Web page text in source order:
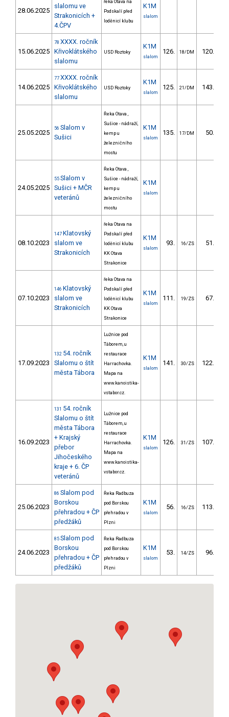
28.06.2025
slalomu ve
Strakonicích +
4.ČPV
řeka Otava na
Podskalí před
loděnicí klubu
K1M
slalom
15.06.2025
78 XXXX. ročník
Křivoklátského
slalomu
USD Roztoky
K1M
slalom
126. 18/DM 120.48
14.06.2025
77 XXXX. ročník
Křivoklátského
slalomu
USD Roztoky
K1M
slalom
125. 21/DM 143.06
25.05.2025
56 Slalom v
Sušici
Řeka Otava ,
Sušice - nádraží,
kemp u
železničního
mostu
K1M
slalom
135. 17/DM 50.28
24.05.2025
55 Slalom v
Sušici + MČR
veteránů
Řeka Otava ,
Sušice - nádraží,
kemp u
železničního
mostu
K1M
slalom
08.10.2023
147 Klatovský
slalom ve
Strakonicích
řeka Otava na
Podskalí před
loděnicí klubu
KK Otava
Strakonice
K1M
slalom
93. 16/ZS 51.42
07.10.2023
146 Klatovský
slalom ve
Strakonicích
řeka Otava na
Podskalí před
loděnicí klubu
KK Otava
Strakonice
K1M
slalom
111. 19/ZS 67.00
17.09.2023
132 54. ročník
Slalomu o štít
města Tábora
Lužnice pod
Táborem, u
restaurace
Harrachovka.
Mapa na
www.kanoistika-
vstabor.cz.
K1M
slalom
141. 30/ZS 122.30
16.09.2023
131 54. ročník
Slalomu o štít
města Tábora
+ Krajský
přebor
Jihočeského
kraje + 6. ČP
veteránů
Lužnice pod
Táborem, u
restaurace
Harrachovka.
Mapa na
www.kanoistika-
vstabor.cz.
K1M
slalom
126. 31/ZS 107.48
25.06.2023
86 Slalom pod
Borskou
přehradou + ČP
předžáků
Řeka Radbuza
pod Borskou
přehradou v
Plzni
K1M
slalom
56. 16/ZS 113.10
24.06.2023
85 Slalom pod
Borskou
přehradou + ČP
předžáků
Řeka Radbuza
pod Borskou
přehradou v
Plzni
K1M
slalom
53. 14/ZS 96.80